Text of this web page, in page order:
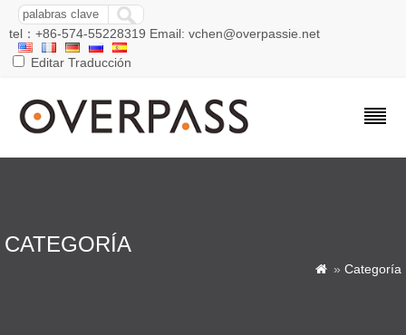
tel：+86-574-55228319 Email: vchen@overpassie.net
Editar Traducción
CATEGORÍA
 » Categoría